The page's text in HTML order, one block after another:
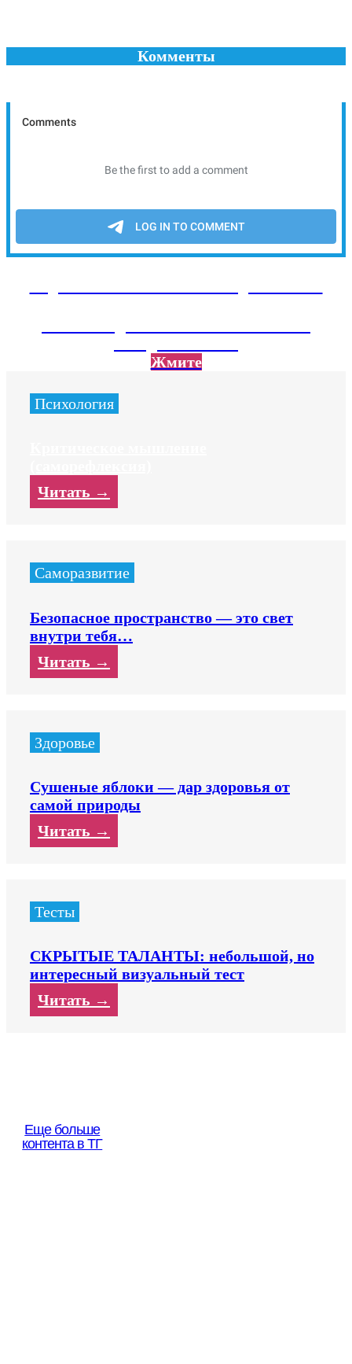
Комменты
Жмите
Психология
Читать →
Саморазвитие
Безопасное пространство — это свет
внутри тебя…
Читать →
Здоровье
Сушеные яблоки — дар здоровья от
самой природы
Читать →
Тесты
СКРЫТЫЕ ТАЛАНТЫ: небольшой, но
интересный визуальный тест
Читать →
Еще больше
контента в ТГ